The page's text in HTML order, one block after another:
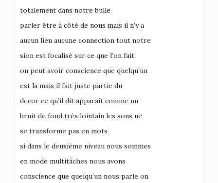
totalement dans notre bulle
parler être à côté de nous mais il n’y a
aucun lien aucune connection tout notre
sion est focalisé sur ce que l’on fait
on peut avoir conscience que quelqu’un
est là mais il fait juste partie du
décor ce qu’il dit apparaît comme un
bruit de fond très lointain les sons ne
se transforme pas en mots
si dans le deuxième niveau nous sommes
en mode multitâches nous avons
conscience que quelqu’un nous parle on